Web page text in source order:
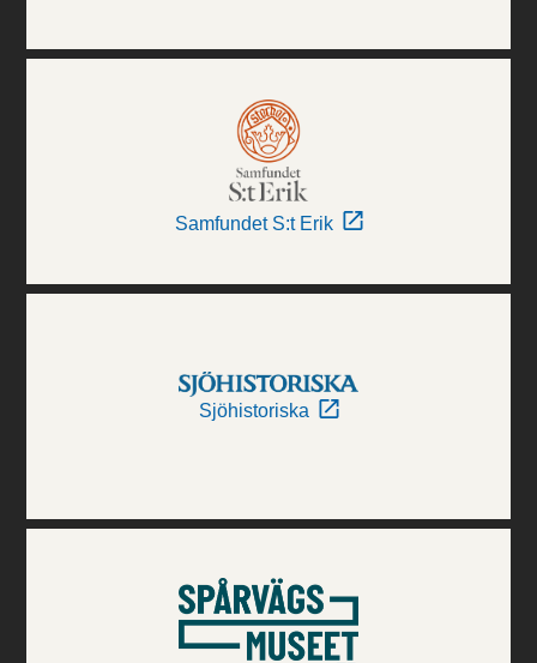
Samfundet S:t Erik
Sjöhistoriska